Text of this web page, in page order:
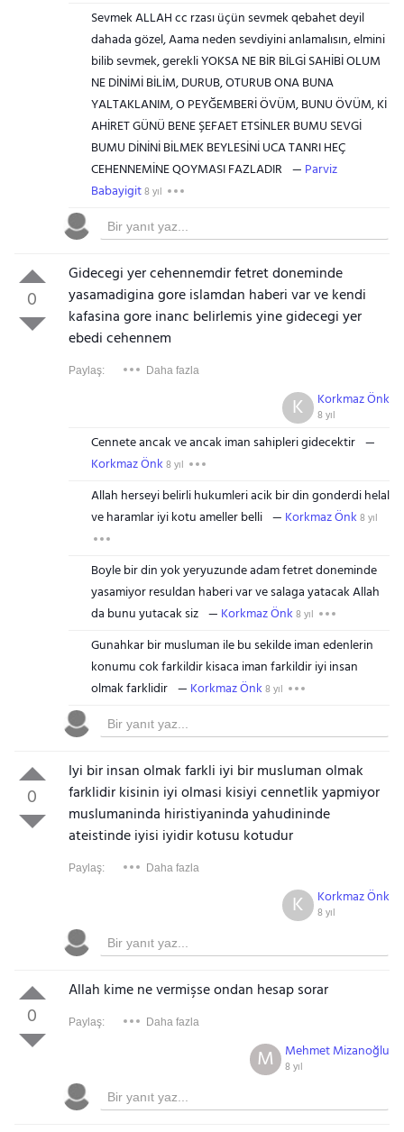
Sevmek ALLAH cc rzası üçün sevmek qebahet deyil
dahada gözel, Aama neden sevdiyini anlamalısın, elmini
bilib sevmek, gerekli YOKSA NE BİR BİLGİ SAHİBİ OLUM
NE DİNİMİ BİLİM, DURUB, OTURUB ONA BUNA
YALTAKLANIM, O PEYĞEMBERİ ÖVÜM, BUNU ÖVÜM, Kİ
AHİRET GÜNÜ BENE ŞEFAET ETSİNLER BUMU SEVGİ
BUMU DİNİNİ BİLMEK BEYLESİNİ UCA TANRI HEÇ
CEHENNEMİNE QOYMASI FAZLADIR
Parviz
Babayigit8 yıl
0
Gidecegi yer cehennemdir fetret doneminde
yasamadigina gore islamdan haberi var ve kendi
kafasina gore inanc belirlemis yine gidecegi yer
ebedi cehennem
Paylaş: Daha fazla
Korkmaz Önk
8 yıl
K
Cennete ancak ve ancak iman sahipleri gidecektir
Korkmaz Önk 8 yıl
Allah herseyi belirli hukumleri acik bir din gonderdi helal
ve haramlar iyi kotu ameller belli
Korkmaz Önk 8 yıl
Boyle bir din yok yeryuzunde adam fetret doneminde
yasamiyor resuldan haberi var ve salaga yatacak Allah
da bunu yutacak siz
Korkmaz Önk 8 yıl
Gunahkar bir musluman ile bu sekilde iman edenlerin
konumu cok farkildir kisaca iman farkildir iyi insan
olmak farklidir
Korkmaz Önk 8 yıl
0
Iyi bir insan olmak farkli iyi bir musluman olmak
farklidir kisinin iyi olmasi kisiyi cennetlik yapmiyor
muslumaninda hiristiyaninda yahudininde
ateistinde iyisi iyidir kotusu kotudur
Paylaş: Daha fazla
Korkmaz Önk
8 yıl
K
0
Allah kime ne vermişse ondan hesap sorar
Paylaş: Daha fazla
Mehmet Mizanoğlu
8 yıl
M